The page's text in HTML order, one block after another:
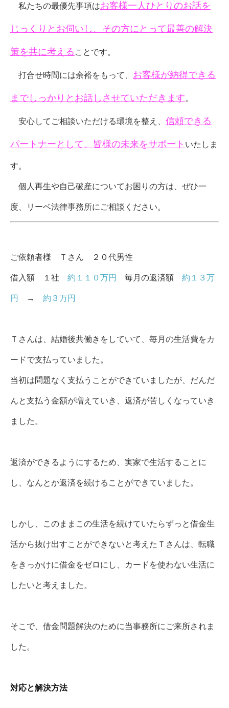
私たちの最優先事項はお客様一人ひとりのお話を
じっくりとお伺いし、その方にとって最善の解決
策を共に考える ことです。
打合せ時間には余裕をもって、 お客様が納得できる
までしっかりとお話しさせていただきます。
安心してご相談いただける環境を整え、 信頼できる
パートナーとして、皆様の未来をサポート いたしま
す。
個人再生や自己破産についてお困りの方は、ぜひ一
度、リーベ法律事務所にご相談ください。
ご依頼者様 Ｔさん ２０代男性
借入額 １社 約１１０万円 毎月の返済額 約１３万
円 → 約３万円
Ｔさんは、結婚後共働きをしていて、毎月の生活費をカ
ードで支払っていました。
当初は問題なく支払うことができていましたが、だんだ
んと支払う金額が増えていき、返済が苦しくなっていき
ました。
返済ができるようにするため、実家で生活することに
し、なんとか返済を続けることができていました。
しかし、このままこの生活を続けていたらずっと借金生
活から抜け出すことができないと考えたＴさんは、転職
をきっかけに借金をゼロにし、カードを使わない生活に
したいと考えました。
そこで、借金問題解決のために当事務所にご来所されま
した。
対応と解決方法